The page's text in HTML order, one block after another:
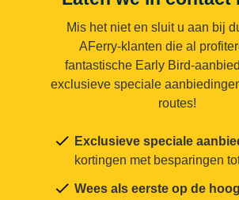
Mis het niet en sluit u aan bij
AFerry-klanten die al
fantastische Early Bird-
exclusieve speciale
routes!
Exclusieve speciale
kortingen met besparingen
Wees als eerste op de